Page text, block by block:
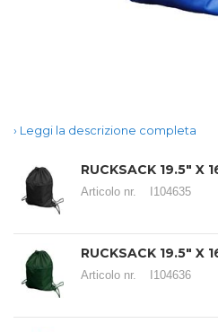
Leggi la descrizione completa
RUCKSACK 19.5" X
Articolo nr. I104635
RUCKSACK 19.5" X
Articolo nr. I104636